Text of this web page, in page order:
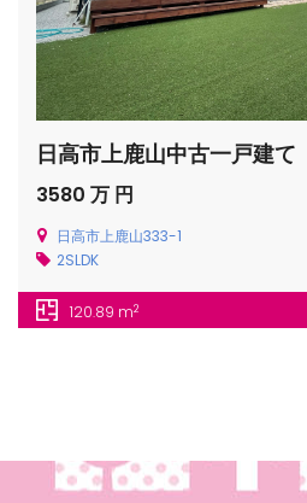
日高市上鹿山中古一戸建て
3580 万 円
日高市上鹿山333-1
2SLDK
120.89 m2
manager/wp-
top-
top-